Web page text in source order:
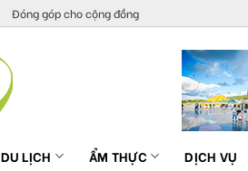
Đóng góp cho cộng đồng
DU LỊCH ẨM THỰC DỊCH VỤ